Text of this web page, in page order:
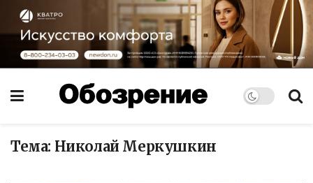
Тема: Николай Меркушкин